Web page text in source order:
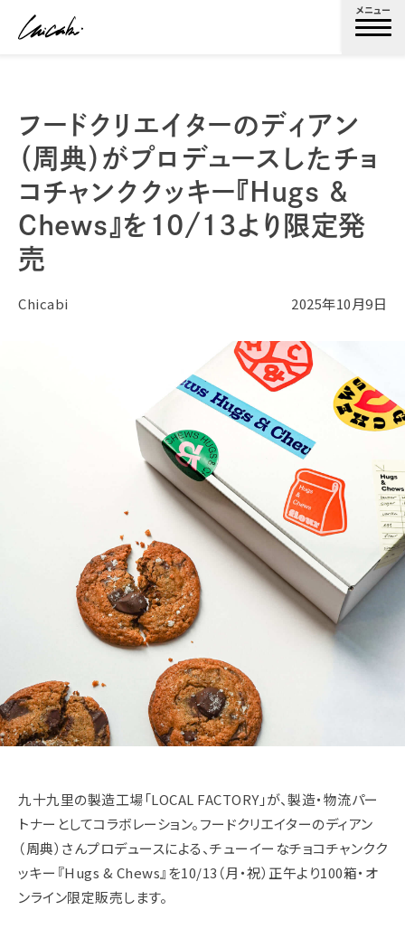
メニュー
フードクリエイターのディアン
（周典）がプロデュースしたチョ
コチャンククッキー『Hugs &
Chews』を10/13より限定発
売
Chicabi 2025年10月9日
九十九里の製造工場「LOCAL FACTORY」が、製造・物流パー
トナーとしてコラボレーション。フードクリエイターのディアン
（周典）さんプロデュースによる、チューイーなチョコチャンクク
ッキー『Hugs & Chews』を10/13（月・祝）正午より100箱・オ
ンライン限定販売します。